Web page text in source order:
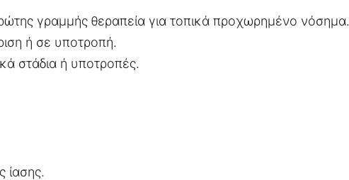
γραμμής θεραπεία για τοπικά προχωρημένο νόσημα.
ή σε υποτροπή.
στάδια ή υποτροπές.
ίασης.